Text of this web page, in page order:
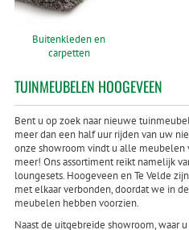
Buitenkleden en
carpetten
TUINMEUBELEN HOOGEVEEN
Bent u op zoek naar nieuwe
meer dan een half uur rijden van uw
onze showroom vindt u alle
meer! Ons assortiment reikt namelijk
loungesets. Hoogeveen en Te Velde
met elkaar verbonden, doordat we in
meubelen hebben voorzien.
Naast de uitgebreide showroom, waar